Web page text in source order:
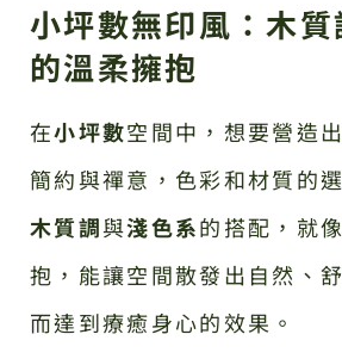
小坪數無印風：木
的溫柔擁抱
在小坪數空間中，想要營造出
簡約與禪意，色彩和材質的
木質調與淺色系的搭配，就
抱，能讓空間散發出自然、
而達到療癒身心的效果。